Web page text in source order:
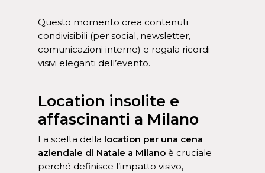
Questo momento crea contenuti
condivisibili (per social, newsletter,
comunicazioni interne) e regala ricordi
visivi eleganti dell’evento.
Location insolite e
affascinanti a Milano
La scelta della location per una cena
aziendale di Natale a Milano è cruciale
perché definisce l’impatto visivo,